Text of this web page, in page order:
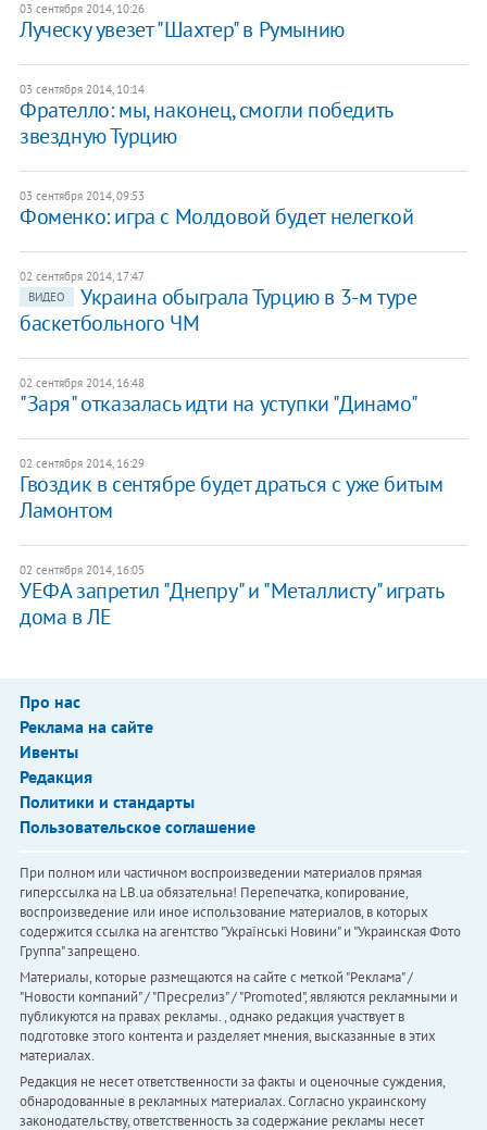
03 сентября 2014, 10:26
Луческу увезет "Шахтер" в Румынию
03 сентября 2014, 10:14
Фрателло: мы, наконец, смогли победить
звездную Турцию
03 сентября 2014, 09:53
Фоменко: игра с Молдовой будет нелегкой
02 сентября 2014, 17:47
ВИДЕО
Украина обыграла Турцию в 3-м туре
баскетбольного ЧМ
02 сентября 2014, 16:48
"Заря" отказалась идти на уступки "Динамо"
02 сентября 2014, 16:29
Гвоздик в сентябре будет драться с уже битым
Ламонтом
02 сентября 2014, 16:05
УЕФА запретил "Днепру" и "Металлисту" играть
дома в ЛЕ
Про нас
Реклама на сайте
Ивенты
Редакция
Политики и стандарты
Пользовательское соглашение
При полном или частичном воспроизведении материалов прямая
гиперссылка на LB.ua обязательна! Перепечатка, копирование,
воспроизведение или иное использование материалов, в которых
содержится ссылка на агентство "Українськi Новини" и "Украинская Фото
Группа" запрещено.
Материалы, которые размещаются на сайте с меткой "Реклама" /
"Новости компаний" / "Пресрелиз" / "Promoted", являются рекламными и
публикуются на правах рекламы. , однако редакция участвует в
подготовке этого контента и разделяет мнения, высказанные в этих
материалах.
Редакция не несет ответственности за факты и оценочные суждения,
обнародованные в рекламных материалах. Согласно украинскому
законодательству, ответственность за содержание рекламы несет